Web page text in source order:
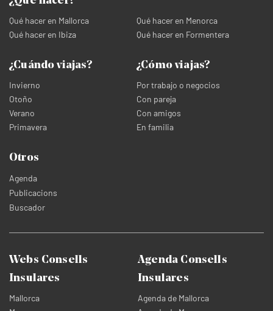
Qué hacer en Mallorca
Qué hacer en Menorca
Qué hacer en Ibiza
Qué hacer en Formentera
¿Cuándo viajas?
Invierno
Otoño
Verano
Primavera
¿Cómo viajas?
Por trabajo o negocios
Con pareja
Con amigos
En familia
Otros
Agenda
Publicacions
Buscador
Webs Consells
Insulares
Mallorca
Agenda Consells
Insulares
Agenda de Mallorca